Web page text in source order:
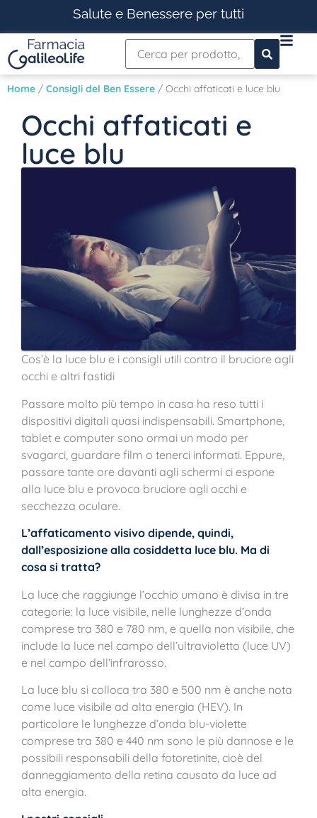
Salute e Benessere per tutti
Home / Consigli del Ben Essere / Occhi affaticati e luce blu
Occhi affaticati e
luce blu
Cos’è la luce blu e i consigli utili contro il bruciore agli
occhi e altri fastidi
Passare molto più tempo in casa ha reso tutti i
dispositivi digitali quasi indispensabili. Smartphone,
tablet e computer sono ormai un modo per
svagarci, guardare film o tenerci informati. Eppure,
passare tante ore davanti agli schermi ci espone
alla luce blu e provoca bruciore agli occhi e
secchezza oculare.
L’affaticamento visivo dipende, quindi,
dall’esposizione alla cosiddetta luce blu. Ma di
cosa si tratta?
La luce che raggiunge l’occhio umano è divisa in tre
categorie: la luce visibile, nelle lunghezze d’onda
comprese tra 380 e 780 nm, e quella non visibile, che
include la luce nel campo dell’ultravioletto (luce UV)
e nel campo dell’infrarosso.
La luce blu si colloca tra 380 e 500 nm è anche nota
come luce visibile ad alta energia (HEV). In
particolare le lunghezze d’onda blu-violette
comprese tra 380 e 440 nm sono le più dannose e le
possibili responsabili della fotoretinite, cioè del
danneggiamento della retina causato da luce ad
alta energia.